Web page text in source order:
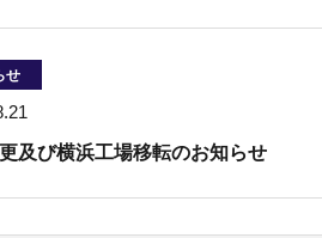
せ
及び横浜工場移転のお知らせ